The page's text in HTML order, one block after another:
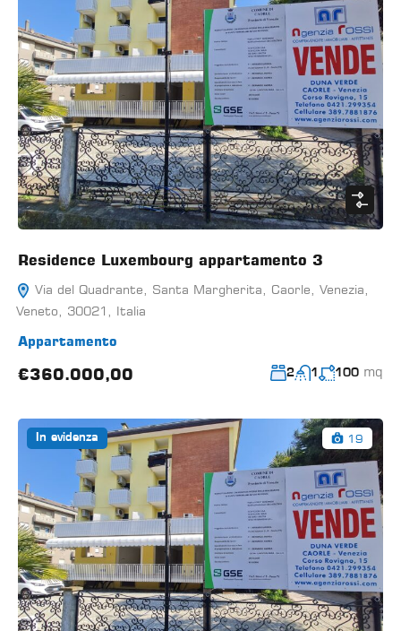
Residence Luxembourg appartamento 3
Via del Quadrante, Santa Margherita, Caorle, Venezia,
Veneto, 30021, Italia
Appartamento
€360.000,00 2 1 100 mq
In evidenza 19